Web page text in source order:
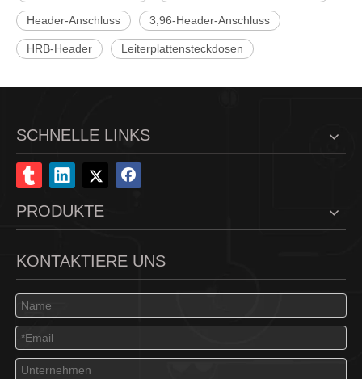
3,96-Pitch-IDC-Staubschutz mit 90 und 180 Grad IDC Staubschutz mit rechtem Winkel M7061R-NW
Header-Anschluss 3,96-Header-Anschluss
HRB-Header Leiterplattensteckdosen
SCHNELLE LINKS
PRODUKTE
KONTAKTIERE UNS